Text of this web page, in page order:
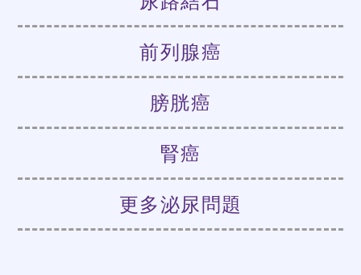
前列腺癌
膀胱癌
腎癌
更多泌尿問題